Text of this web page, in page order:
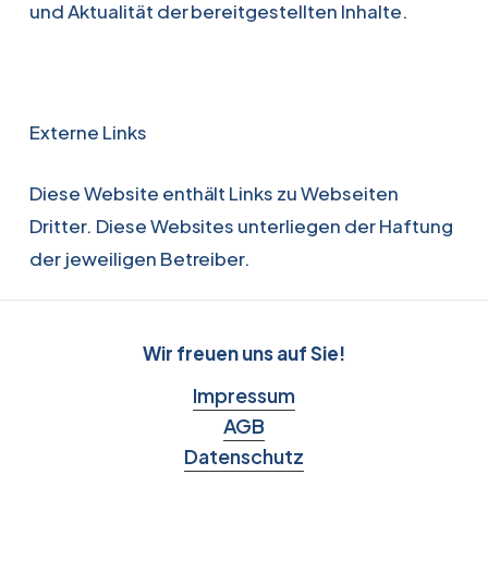
und Aktualität der bereitgestellten Inhalte.
Externe Links
Diese Website enthält Links zu Webseiten
Dritter. Diese Websites unterliegen der Haftung
der jeweiligen Betreiber.
Wir freuen uns auf Sie!
Impressum
AGB
Datenschutz